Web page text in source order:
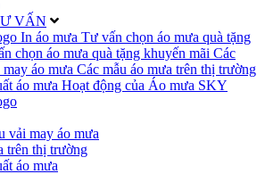
VẤN
In áo mưa Tư vấn chọn áo mưa quà tặng
chọn áo mưa quà tặng khuyến mãi Các
áo mưa Các mẫu áo mưa trên thị trường
áo mưa Hoạt động của Áo mưa SKY
vải may áo mưa
trên thị trường
áo mưa